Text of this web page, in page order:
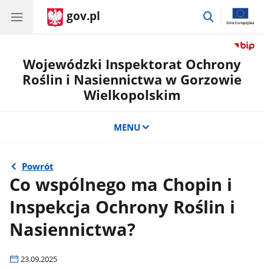
gov.pl
przejdź
Wojewódzki Inspektorat Ochrony
Roślin i Nasiennictwa w Gorzowie
Wielkopolskim
MENU
Powrót
Co wspólnego ma Chopin i
Inspekcja Ochrony Roślin i
Nasiennictwa?
23.09.2025